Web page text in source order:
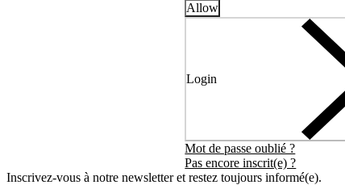
Allow
Login
Mot de passe oublié ?
Pas encore inscrit(e) ?
Inscrivez-vous à notre newsletter et restez toujours informé(e).